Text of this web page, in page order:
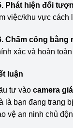
Phát hiện đối
việc/khu vực cách
Chấm công bằng
xác và hoàn
luận
tư vào camera
là bạn đang trang
vệ an ninh chủ